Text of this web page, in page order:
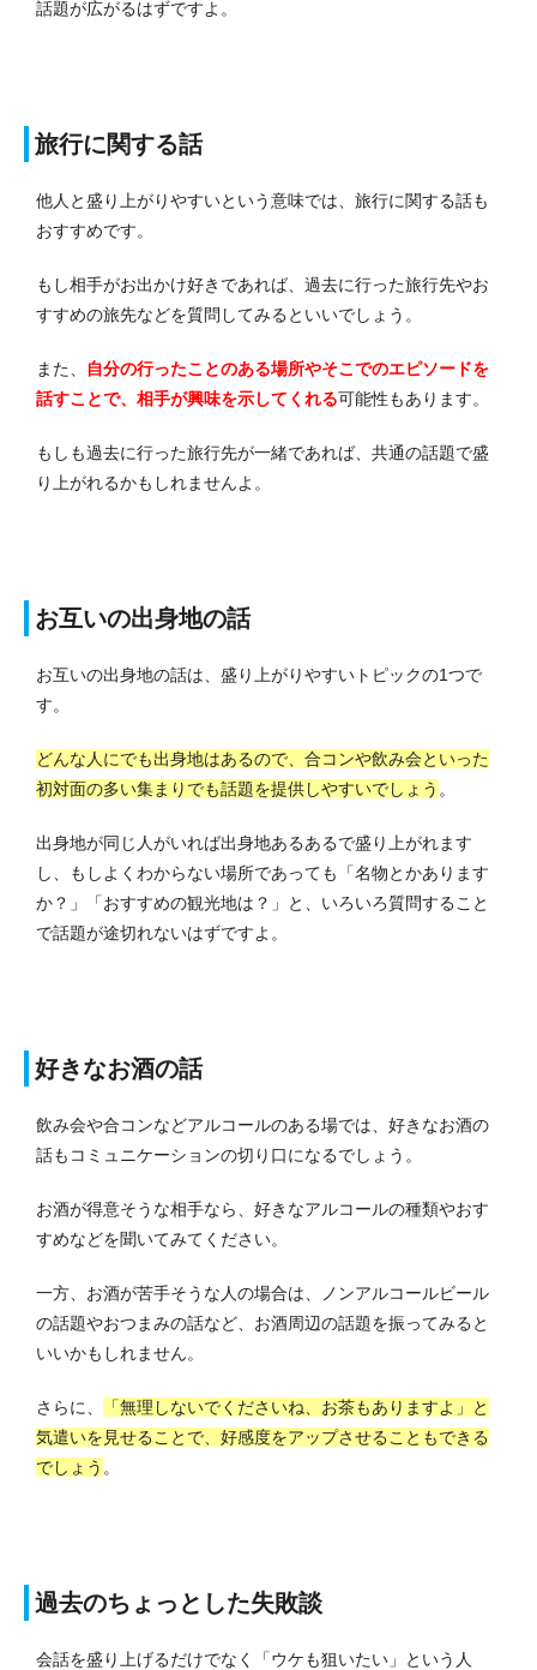
話題が広がるはずですよ。
旅行に関する話
他人と盛り上がりやすいという意味では、旅行に関する話も
おすすめです。
もし相手がお出かけ好きであれば、過去に行った旅行先やお
すすめの旅先などを質問してみるといいでしょう。
また、
自分の行ったことのある場所やそこでのエピソードを
話すことで、相手が興味を示してくれる可能性もあります。
もしも過去に行った旅行先が一緒であれば、共通の話題で盛
り上がれるかもしれませんよ。
お互いの出身地の話
お互いの出身地の話は、盛り上がりやすいトピックの1つで
す。
どんな人にでも出身地はあるので、合コンや飲み会といった
初対面の多い集まりでも話題を提供しやすいでしょう 。
出身地が同じ人がいれば出身地あるあるで盛り上がれます
し、もしよくわからない場所であっても「名物とかあります
か？」「おすすめの観光地は？」と、いろいろ質問すること
で話題が途切れないはずですよ。
好きなお酒の話
飲み会や合コンなどアルコールのある場では、好きなお酒の
話もコミュニケーションの切り口になるでしょう。
お酒が得意そうな相手なら、好きなアルコールの種類やおす
すめなどを聞いてみてください。
一方、お酒が苦手そうな人の場合は、ノンアルコールビール
の話題やおつまみの話など、お酒周辺の話題を振ってみると
いいかもしれません。
さらに、
「無理しないでくださいね、お茶もありますよ」と
気遣いを見せることで、好感度をアップさせることもできる
でしょう 。
過去のちょっとした失敗談
会話を盛り上げるだけでなく「ウケも狙いたい」という人